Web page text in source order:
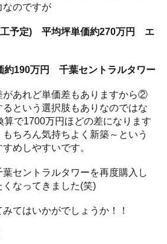
なのですが
予定) 平均坪単価約270万円 エ
190万円 千葉セントラルタワー
があれど単価差もありますから②
という選択肢もありなのではな
算で1700万円ほどの差になります
ちろん気持ちよく新築～という
めしやすいです。
セントラルタワーを再度購入し
なってきました(笑)
てはいかがでしょうか！！